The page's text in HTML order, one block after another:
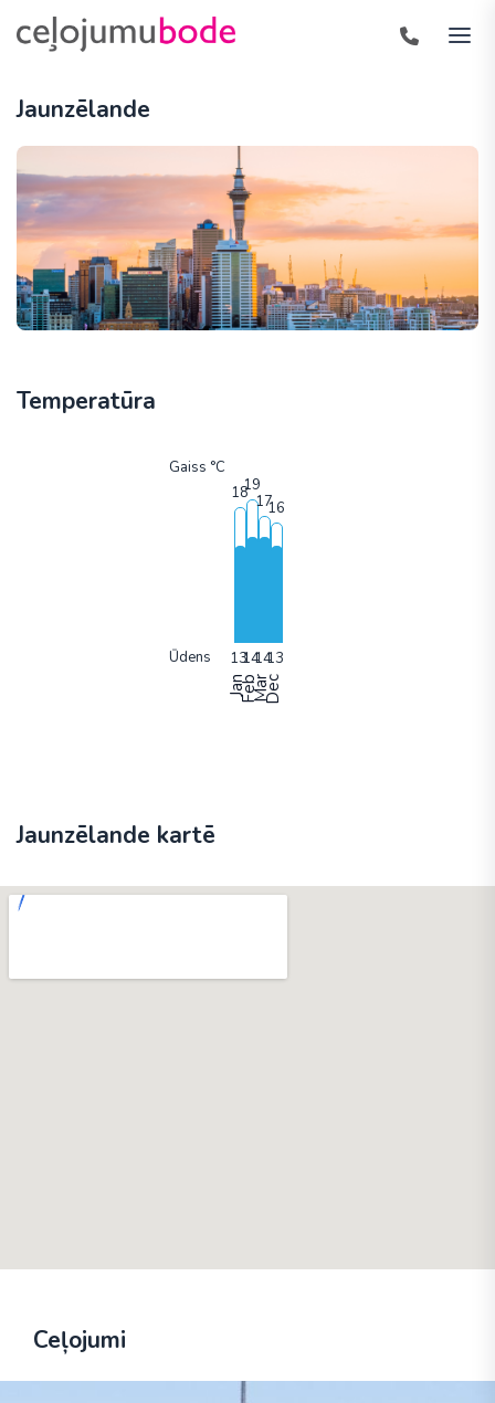
Jaunzēlande
Temperatūra
Gaiss °C
Ūdens
Jan
FebMarDec
Jaunzēlande kartē
Ceļojumi